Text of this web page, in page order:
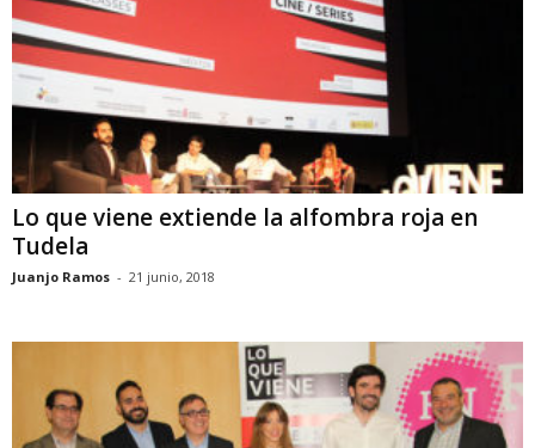
Lo que viene extiende la alfombra roja en
Tudela
Juanjo Ramos - 21 junio, 2018